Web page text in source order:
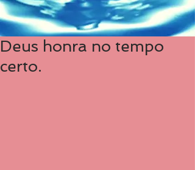
Deus honra no tempo
certo.